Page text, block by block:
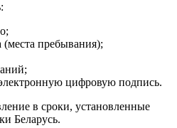
(места пребывания);
цифровую подпись.
в сроки, установленные
Беларусь.